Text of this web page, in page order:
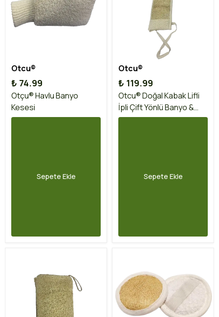
Otcu®
₺ 74.99
Otçu® Havlu Banyo
Kesesi
Sepete Ekle
Otcu®
₺ 119.99
Otcu® Doğal Kabak Lifli
İpli Çift Yönlü Banyo &
Duş Sırt Kesesi
Sepete Ekle